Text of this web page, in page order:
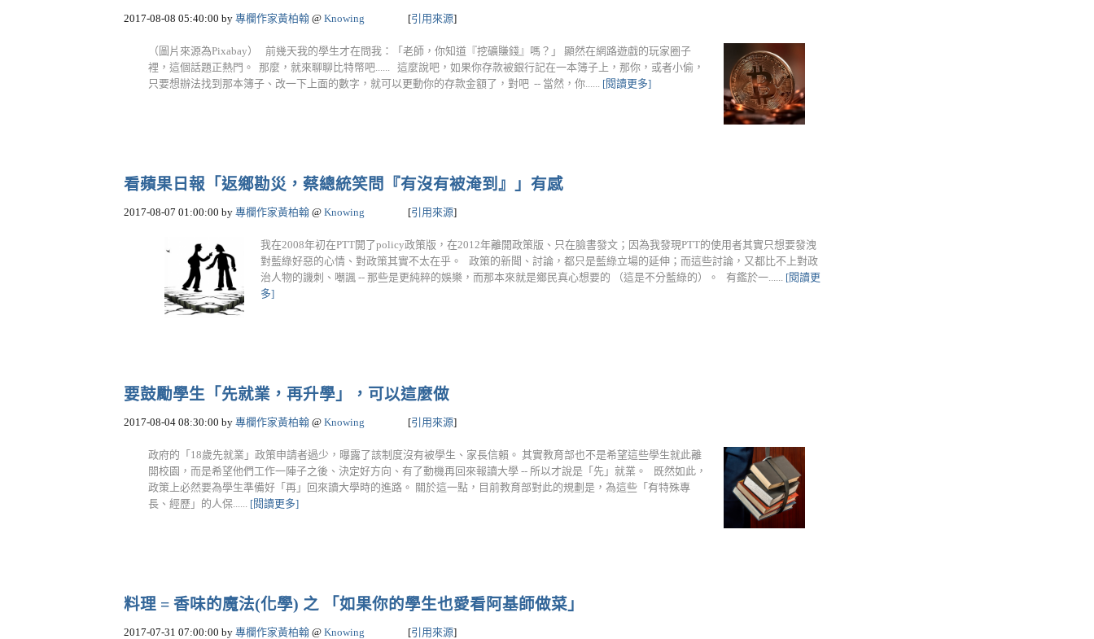
2017-08-08 05:40:00 by 專欄作家黃柏翰 @ Knowing [引用來源]
（圖片來源為Pixabay） 前幾天我的學生才在問我：「老師，你知道『挖礦賺錢』嗎？」 顯然在網路遊戲的玩家圈子
裡，這個話題正熱門。 那麼，就來聊聊比特幣吧...... 這麼說吧，如果你存款被銀行記在一本簿子上，那你，或者小偷，
只要想辦法找到那本簿子、改一下上面的數字，就可以更動你的存款金額了，對吧 -- 當然，你...... [閱讀更多]
看蘋果日報「返鄉勘災，蔡總統笑問『有沒有被淹到』」有感
2017-08-07 01:00:00 by 專欄作家黃柏翰 @ Knowing [引用來源]
我在2008年初在PTT開了policy政策版，在2012年離開政策版、只在臉書發文；因為我發現PTT的使用者其實只想要發洩
對藍綠好惡的心情、對政策其實不太在乎。 政策的新聞、討論，都只是藍綠立場的延伸；而這些討論，又都比不上對政
治人物的譏刺、嘲諷 -- 那些是更純粹的娛樂，而那本來就是鄉民真心想要的 （這是不分藍綠的）。 有鑑於一...... [閱讀更
多]
要鼓勵學生「先就業，再升學」，可以這麼做
2017-08-04 08:30:00 by 專欄作家黃柏翰 @ Knowing [引用來源]
政府的「18歲先就業」政策申請者過少，曝露了該制度沒有被學生、家長信賴。 其實教育部也不是希望這些學生就此離
開校園，而是希望他們工作一陣子之後、決定好方向、有了動機再回來報讀大學 -- 所以才說是「先」就業。 既然如此，
政策上必然要為學生準備好「再」回來讀大學時的進路。 關於這一點，目前教育部對此的規劃是，為這些「有特殊專
長、經歷」的人保...... [閱讀更多]
料理 = 香味的魔法(化學) 之 「如果你的學生也愛看阿基師做菜」
2017-07-31 07:00:00 by 專欄作家黃柏翰 @ Knowing [引用來源]